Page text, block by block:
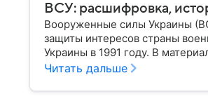
ВСУ: расшифровка,
Вооруженные силы Украины
защиты интересов страны
Украины в 1991 году. В
Читать дальше